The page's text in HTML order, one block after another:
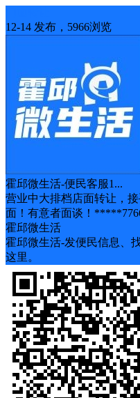
12-14 发布，5966浏览
霍邱微生活-便民客服1...
营业中大排档店面转让，
面！有意者面谈！
霍邱微生活
霍邱微生活-发便民信息、
这里。